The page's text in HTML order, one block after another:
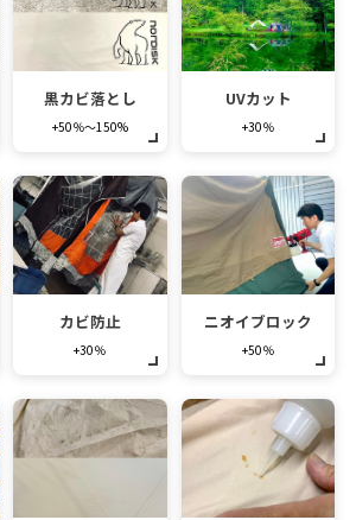
黒カビ落とし
+50％～150%
UVカット
+30％
カビ防止
+30％
ニオイブロック
+50％